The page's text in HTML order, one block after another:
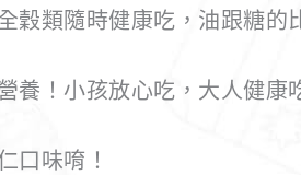
穀類隨時健康吃，油跟糖的
養！小孩放心吃，大人健康
口味唷！